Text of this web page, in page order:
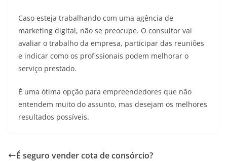
Caso esteja trabalhando com uma agência de
marketing digital, não se preocupe. O consultor vai
avaliar o trabalho da empresa, participar das reuniões
e indicar como os profissionais podem melhorar o
serviço prestado.
É uma ótima opção para empreendedores que não
entendem muito do assunto, mas desejam os melhores
resultados possíveis.
É seguro vender cota de consórcio?